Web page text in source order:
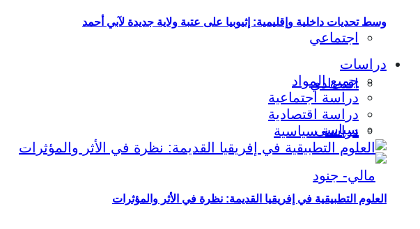
اجتماعي
اقتصادي
سياسي
وسط تحديات داخلية وإقليمية: إثيوبيا على عتبة ولاية جديدة لآبي أحمد
دراسات
جميع المواد
دراسة اجتماعية
دراسة اقتصادية
دراسة سياسية
العلوم التطبيقية في إفريقيا القديمة: نظرة في الأثر والمؤثرات